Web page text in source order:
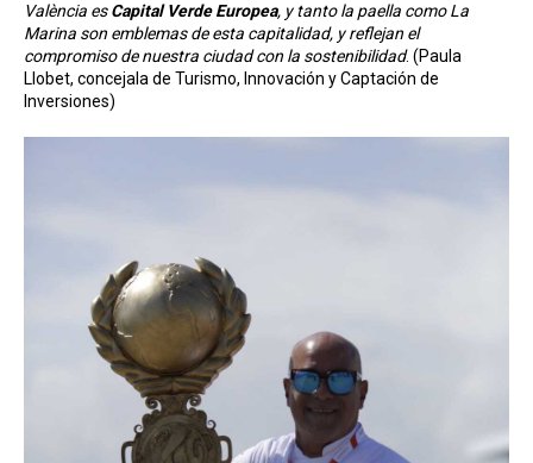
València esCapital Verde Europea, y tanto la paella como La
Marina son emblemas de esta capitalidad, y reflejan el
compromiso de nuestra ciudad con la sostenibilidad. (Paula
Llobet, concejala de Turismo, Innovación y Captación de
Inversiones)